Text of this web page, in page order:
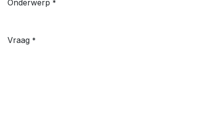
Onderwerp *
Vraag *